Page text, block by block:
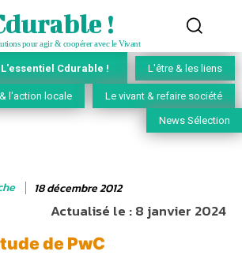
!
pour agir & coopérer avec le Vivant
L'essentiel Cdurable ! L'être & les liens
l'action locale Le vivant & refaire société
News Sélection
18 décembre 2012
Actualisé le :8 janvier 2024
de PwC